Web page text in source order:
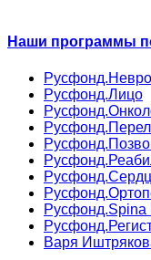
Наши программы
Русфонд.Лицо
Русфонд.Spina
Варя